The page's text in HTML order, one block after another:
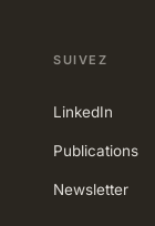
SUIVEZ
LinkedIn
Publications
Newsletter